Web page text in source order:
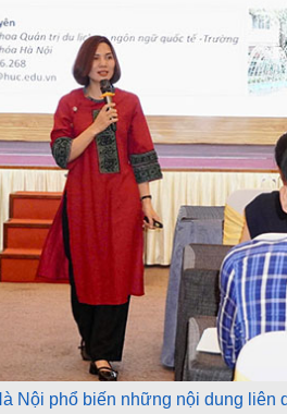
Nội phổ biến những nội dung liên